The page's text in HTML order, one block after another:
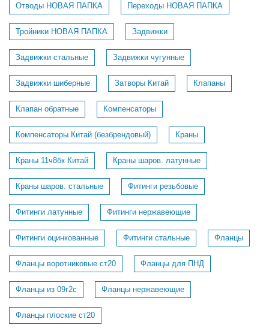
Отводы НОВАЯ ПАПКА Переходы НОВАЯ ПАПКА
Тройники НОВАЯ ПАПКА Задвижки
Задвижки стальные Задвижки чугунные
Задвижки шиберные Затворы Китай Клапаны
Клапан обратные Компенсаторы
Компенсаторы Китай (безбрендовый) Краны
Краны 11ч8бк Китай Краны шаров. латунные
Краны шаров. стальные Фитинги резьбовые
Фитинги латунные Фитинги нержавеющие
Фитинги оцинкованные Фитинги стальные Фланцы
Фланцы воротниковые ст20 Фланцы для ПНД
Фланцы из 09г2с Фланцы нержавеющие
Фланцы плоские ст20